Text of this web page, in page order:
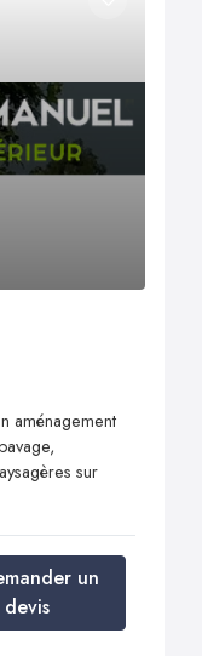
aménagement
sur
un
devis